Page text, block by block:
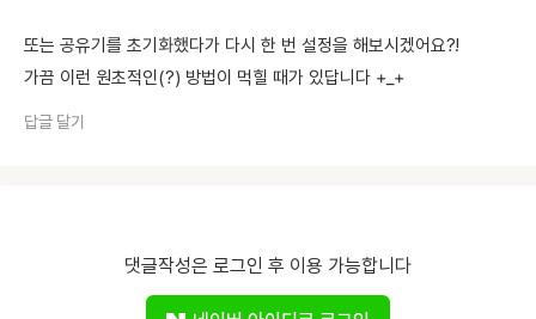
또는 공유기를 초기화했다가 다시 한 번 설정을 해보시겠어요?!
가끔 이런 원초적인(?) 방법이 먹힐 때가 있답니다 +_+
답글 달기
댓글작성은 로그인 후 이용 가능합니다